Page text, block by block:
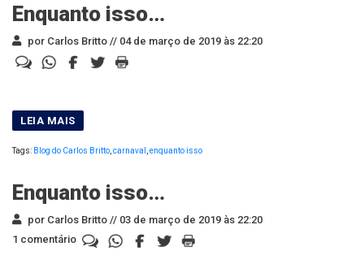
Enquanto isso…
por Carlos Britto // 04 de março de 2019 às 22:20
Tags: Blog do Carlos Britto carnaval enquanto isso
Enquanto isso…
por Carlos Britto // 03 de março de 2019 às 22:20
1 comentário